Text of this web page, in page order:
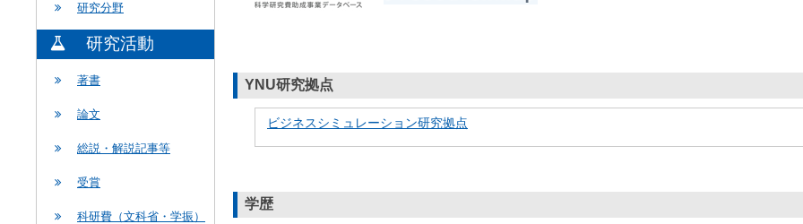
研究分野
研究活動
著書
論文
総説・解説記事等
受賞
科研費（文科省・学振）
YNU研究拠点
ビジネスシミュレーション研究拠点
学歴